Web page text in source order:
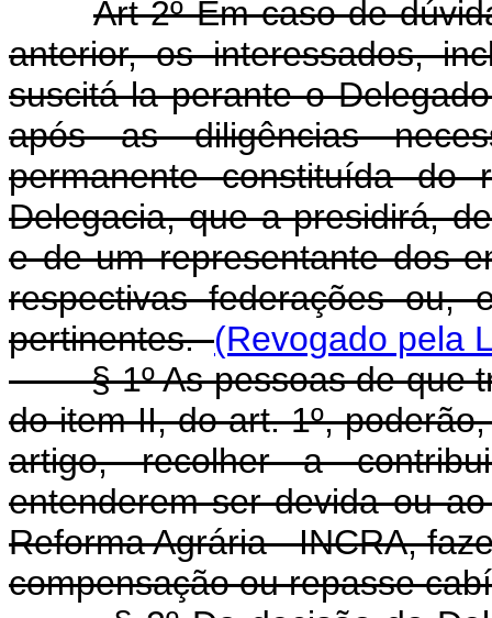
Art 2º Em caso de
anterior, os interessados,
suscitá-la perante o
após as diligências
permanente constituída do
Delegacia, que a presidirá,
e de um representante dos
respectivas federações ou,
pertinentes.(Revogado pela
§ 1º As pessoas de que
do item II, do art. 1º,
artigo, recolher a
entenderem ser devida ou
Reforma Agrária - INCRA,
compensação ou repasse